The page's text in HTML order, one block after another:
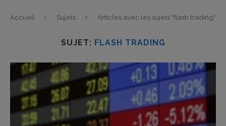
Accueil Sujets Articles avec les sujets "flash trading"
SUJET: FLASH TRADING